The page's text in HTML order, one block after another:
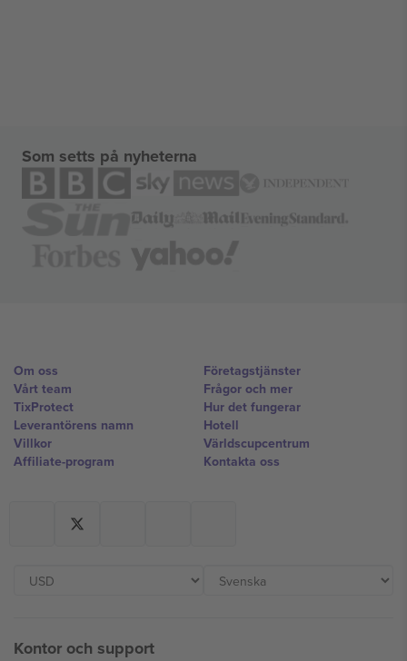
Som setts på nyheterna
Om oss
Vårt team
TixProtect
Leverantörens namn
Villkor
Affiliate-program
Företagstjänster
Frågor och mer
Hur det fungerar
Hotell
Världscupcentrum
Kontakta oss
Kontor och support